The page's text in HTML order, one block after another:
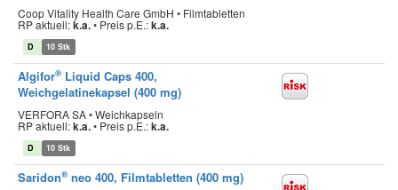
Coop Vitality Health Care GmbH • Filmtabletten
RP aktuell:k.a.• Preis p.E.:k.a.
D 10 Stk
Algifor® Liquid Caps 400,
Weichgelatinekapsel (400 mg)
VERFORA SA • Weichkapseln
RP aktuell:k.a.• Preis p.E.:k.a.
D 10 Stk
Saridon® neo 400, Filmtabletten (400 mg)